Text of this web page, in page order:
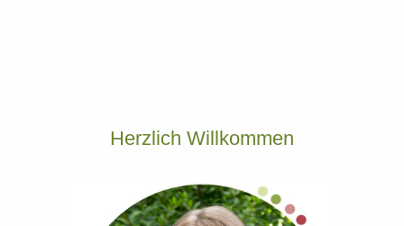
Herzlich Willkommen